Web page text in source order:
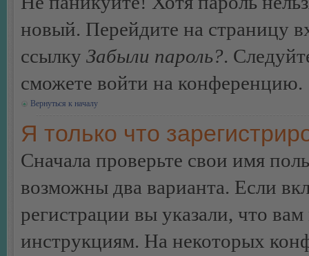
новый. Перейдите на страницу
ссылку Забыли пароль?.
сможете войти на конференцию.
Вернуться к началу
Я только что
Сначала проверьте свои имя
возможны два варианта. Если
регистрации вы указали, что
инструкциям. На некоторых